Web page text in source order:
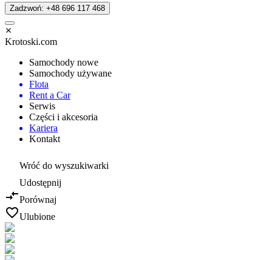
Zadzwoń: +48 696 117 468
Krotoski.com
Samochody nowe
Samochody używane
Flota
Rent a Car
Serwis
Części i akcesoria
Kariera
Kontakt
Wróć do wyszukiwarki
Udostępnij
Porównaj
Ulubione